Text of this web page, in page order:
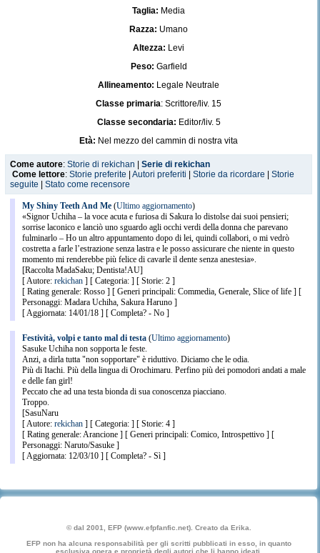
Taglia: Media
Razza: Umano
Altezza: Levi
Peso: Garfield
Allineamento: Legale Neutrale
Classe primaria: Scrittore/liv. 15
Classe secondaria: Editor/liv. 5
Età: Nel mezzo del cammin di nostra vita
Segni particolari:
occhiali, codino
Data creazione:20/09/1988
CA Arm. Scudo
Come autore: Storie di rekichan
Serie di rekichan
Come lettore: Storie preferite Autori preferiti Storie da ricordare
Storie
seguite
Stato come recensore
My Shiny Teeth And Me(Ultimo aggiornamento)
«Signor Uchiha – la voce acuta e furiosa di Sakura lo distolse dai suoi pensieri;
sorrise laconico e lanciò uno sguardo agli occhi verdi della donna che parevano
fulminarlo – Ho un altro appuntamento dopo di lei, quindi collabori, o mi vedrò
costretta a farle l’estrazione senza lastra e le posso assicurare che niente in questo
momento mi renderebbe più felice di cavarle il dente senza anestesia».
[Raccolta MadaSaku; Dentista!AU]
[ Autore: rekichan] [ Categoria: ] [ Storie: 2 ]
[ Rating generale: Rosso ] [ Generi principali: Commedia, Generale, Slice of life ] [
Personaggi: Madara Uchiha, Sakura Haruno ]
[ Aggiornata: 14/01/18 ] [ Completa? - No ]
Festività, volpi e tanto mal di testa(Ultimo aggiornamento)
Sasuke Uchiha non sopporta le feste.
Anzi, a dirla tutta "non sopportare" è riduttivo. Diciamo che le odia.
Più di Itachi. Più della lingua di Orochimaru. Perfino più dei pomodori andati a male
e delle fan girl!
Peccato che ad una testa bionda di sua conoscenza piacciano.
Troppo.
[SasuNaru
[ Autore: rekichan] [ Categoria: ] [ Storie: 4 ]
[ Rating generale: Arancione ] [ Generi principali: Comico, Introspettivo ] [
Personaggi: Naruto/Sasuke ]
[ Aggiornata: 12/03/10 ] [ Completa? - Sì ]
© dal 2001, EFP (www.efpfanfic.net). Creato da Erika.
EFP non ha alcuna responsabilità per gli scritti pubblicati in esso, in quanto
esclusiva opera e proprietà degli autori che li hanno ideati.